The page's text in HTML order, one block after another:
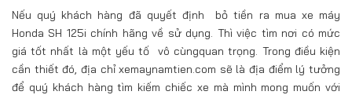
Nếu quý khách hàng đã quyết định bỏ tiền ra mua xe máy
Honda SH 125i chính hãng về sử dụng. Thì việc tìm nơi có mức
giá tốt nhất là một yếu tố vô cùngquan trọng. Trong điều kiện
cần thiết đó, địa chỉ xemaynamtien.com sẽ là địa điểm lý tưởng
để quý khách hàng tìm kiếm chiếc xe mà mình mong muốn với